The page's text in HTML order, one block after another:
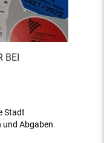
BEI
Stadt
und Abgaben